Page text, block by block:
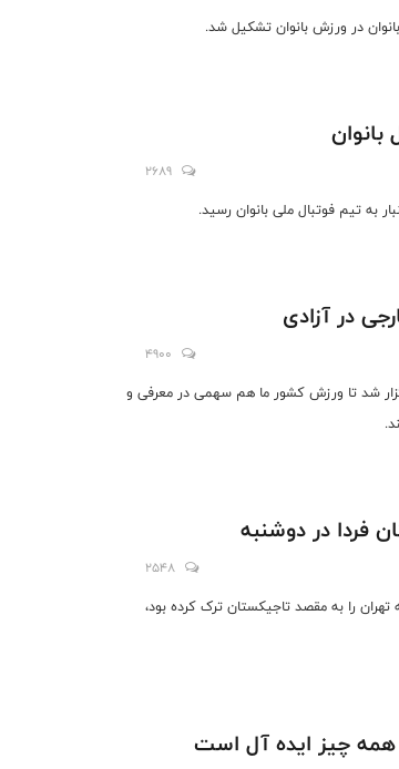
در ورزش بانوان تشکیل شد.
2689
به تیم فوتبال ملی بانوان رسید.
4900
شد تا ورزش کشور ما هم سهمی در معرفی و
فردا در دوشنبه
2548
۱۷سال ایران که تهران را به مقصد تاجیکستان ترک کرده بود،
همه چیز ایده آل است